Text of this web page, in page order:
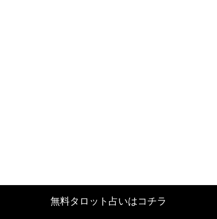
無料タロット占いはコチラ
無料タロット占いはコチラ